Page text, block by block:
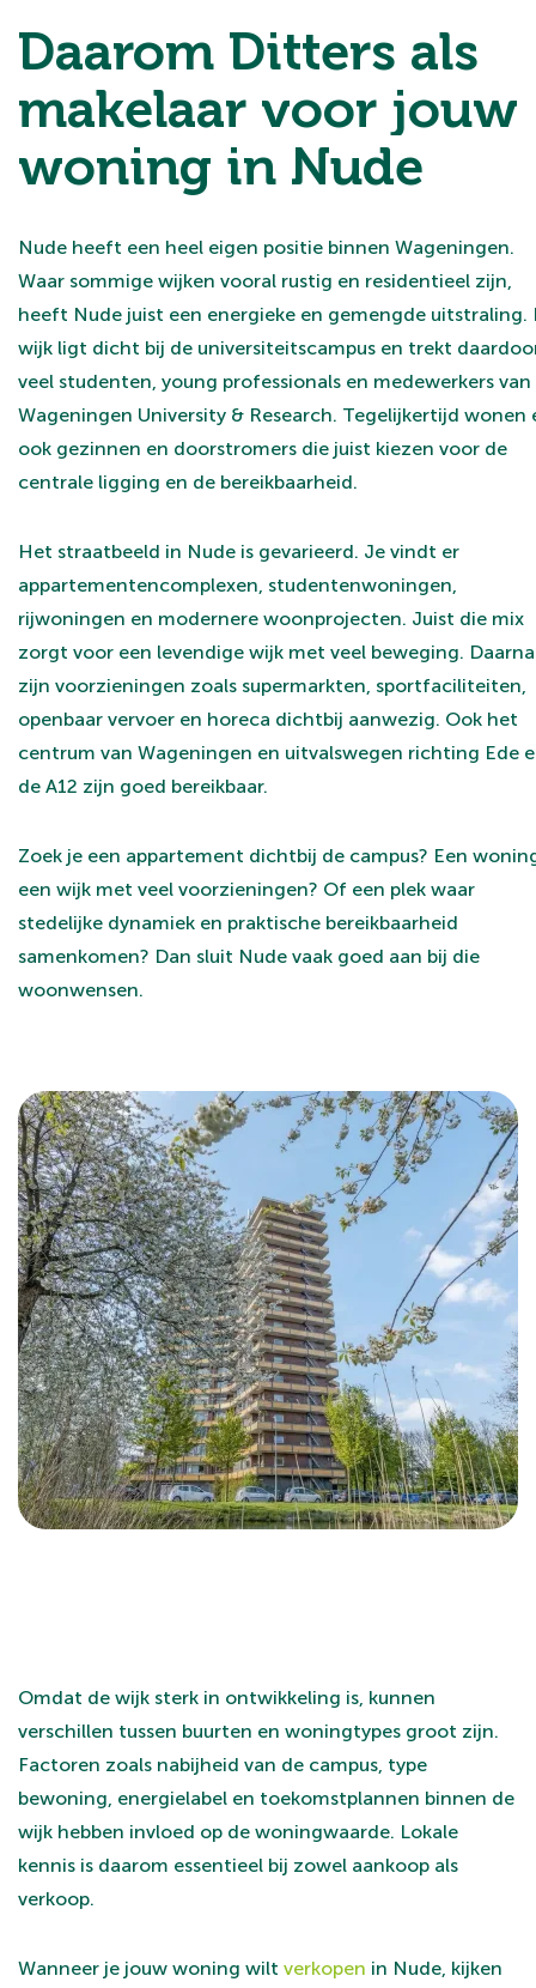
Daarom Ditters als
makelaar voor jouw
woning in Nude
Nude heeft een heel eigen positie binnen Wageningen.
Waar sommige wijken vooral rustig en residentieel zijn,
heeft Nude juist een energieke en gemengde uitstraling.
wijk ligt dicht bij de universiteitscampus en trekt
veel studenten, young professionals en medewerkers van
Wageningen University & Research. Tegelijkertijd wonen
ook gezinnen en doorstromers die juist kiezen voor de
centrale ligging en de bereikbaarheid.
Het straatbeeld in Nude is gevarieerd. Je vindt er
appartementencomplexen, studentenwoningen,
rijwoningen en modernere woonprojecten. Juist die mix
zorgt voor een levendige wijk met veel beweging.
zijn voorzieningen zoals supermarkten, sportfaciliteiten,
openbaar vervoer en horeca dichtbij aanwezig. Ook het
centrum van Wageningen en uitvalswegen richting Ede
de A12 zijn goed bereikbaar.
Zoek je een appartement dichtbij de campus? Een
een wijk met veel voorzieningen? Of een plek waar
stedelijke dynamiek en praktische bereikbaarheid
samenkomen? Dan sluit Nude vaak goed aan bij die
woonwensen.
Omdat de wijk sterk in ontwikkeling is, kunnen
verschillen tussen buurten en woningtypes groot zijn.
Factoren zoals nabijheid van de campus, type
bewoning, energielabel en toekomstplannen binnen de
wijk hebben invloed op de woningwaarde. Lokale
kennis is daarom essentieel bij zowel aankoop als
verkoop.
Wanneer je jouw woning wilt verkopen in Nude, kijken